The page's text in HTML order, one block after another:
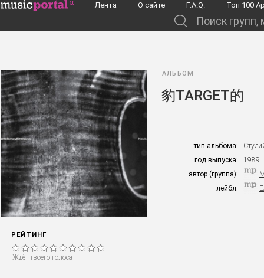
Перейти к основному содержанию
Лента О сайте F.A.Q. Toп 100
РЕЙТИНГ
Ждёт твоего голоса
АЛЬБОМ
豹TARGET的
тип альбома:
год выпуска:
1989
автор (группа):
лейбл: